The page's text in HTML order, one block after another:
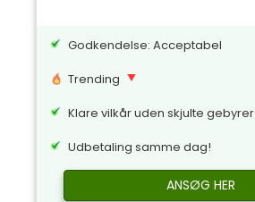
Godkendelse: Acceptabel
Trending
Klare vilkår uden skjulte gebyrer
Udbetaling samme dag!
ANSØG HER